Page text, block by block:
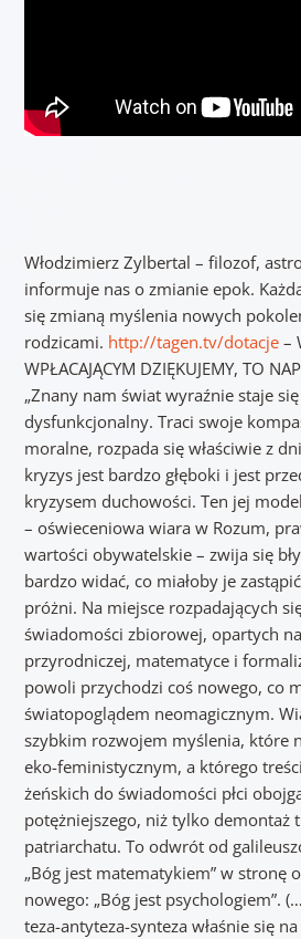
Włodzimierz Zylbertal – filozof,
informuje nas o zmianie epok.
się zmianą myślenia nowych
rodzicami. http://tagen.tv/dotacje–
WPŁACAJĄCYM DZIĘKUJEMY, TO
„Znany nam świat wyraźnie staje
dysfunkcjonalny. Traci swoje
moralne, rozpada się właściwie z
kryzys jest bardzo głęboki i jest
kryzysem duchowości. Ten jej
– oświeceniowa wiara w Rozum,
wartości obywatelskie – zwija się
bardzo widać, co miałoby je
próżni. Na miejsce rozpadających
świadomości zbiorowej, opartych
przyrodniczej, matematyce i
powoli przychodzi coś nowego, co
światopoglądem neomagicznym.
szybkim rozwojem myślenia, które
eko-feministycznym, a którego
żeńskich do świadomości płci
potężniejszego, niż tylko demontaż
patriarchatu. To odwrót od
„Bóg jest matematykiem” w stronę
nowego: „Bóg jest psychologiem”.
teza-antyteza-synteza właśnie się